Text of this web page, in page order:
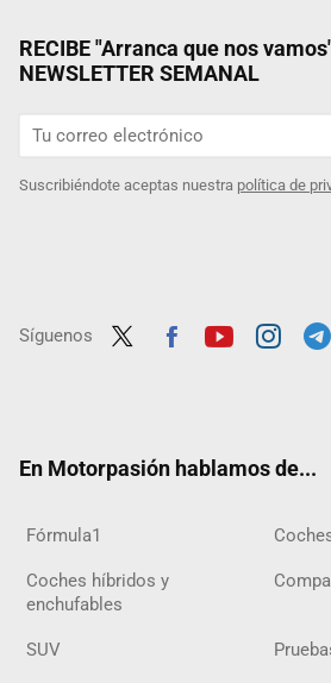
RECIBE "Arranca que nos
NEWSLETTER SEMANAL
Suscribiéndote aceptas nuestra política de
Síguenos
En Motorpasión hablamos de...
Fórmula1
Coches híbridos y
enchufables
SUV